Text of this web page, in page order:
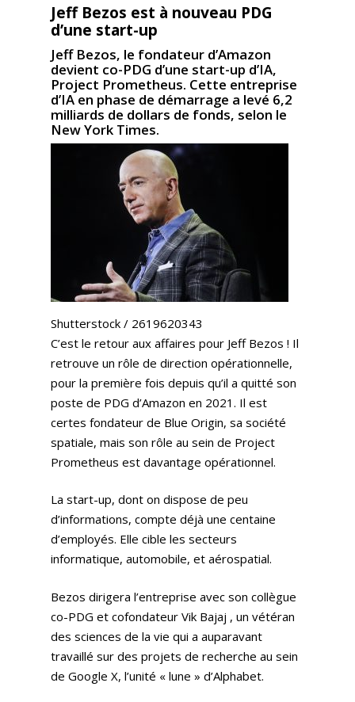
Jeff Bezos est à nouveau PDG
d’une start-up
Jeff Bezos, le fondateur d’Amazon
devient co-PDG d’une start-up d’IA,
Project Prometheus. Cette entreprise
d’IA en phase de démarrage a levé 6,2
milliards de dollars de fonds, selon le
New York Times.
Shutterstock / 2619620343
C’est le retour aux affaires pour Jeff Bezos ! Il
retrouve un rôle de direction opérationnelle,
pour la première fois depuis qu’il a quitté son
poste de PDG d’Amazon en 2021. Il est
certes fondateur de Blue Origin, sa société
spatiale, mais son rôle au sein de Project
Prometheus est davantage opérationnel.
La start-up, dont on dispose de peu
d’informations, compte déjà une centaine
d’employés. Elle cible les secteurs
informatique, automobile, et aérospatial.
Bezos dirigera l’entreprise avec son collègue
co-PDG et cofondateur Vik Bajaj , un vétéran
des sciences de la vie qui a auparavant
travaillé sur des projets de recherche au sein
de Google X, l’unité « lune » d’Alphabet.